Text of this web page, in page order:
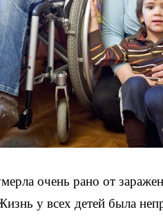
очень рано от
у всех детей была